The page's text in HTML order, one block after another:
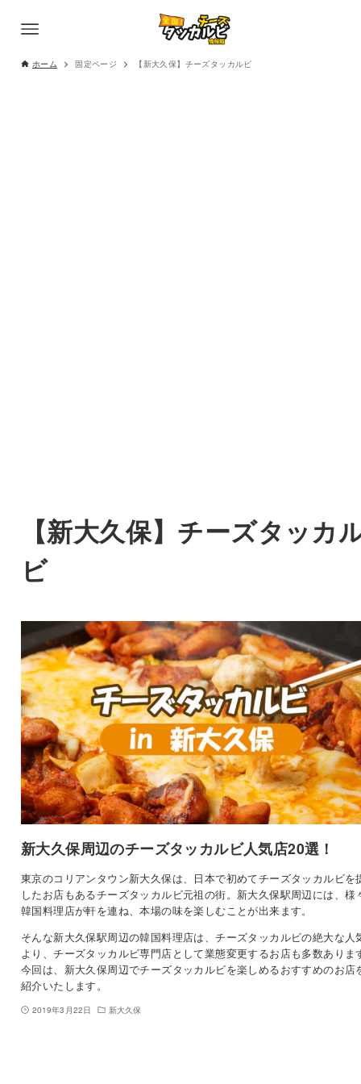
ホーム 固定ページ 【新大久保】チーズタッカルビ
【新大久保】チーズタッカ
ビ
新大久保周辺のチーズタッカルビ人気店20選！
東京のコリアンタウン新大久保は、日本で初めてチーズタッカルビを
したお店もあるチーズタッカルビ元祖の街。新大久保駅周辺には、様
韓国料理店が軒を連ね、本場の味を楽しむことが出来ます。
そんな新大久保駅周辺の韓国料理店は、チーズタッカルビの絶大な人
より、チーズタッカルビ専門店として業態変更するお店も多数ありま
今回は、新大久保周辺でチーズタッカルビを楽しめるおすすめのお店
紹介いたします。
2019年3月22日 新大久保